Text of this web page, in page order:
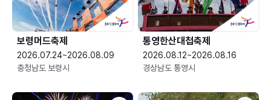
보령머드축제
2026.07.24~2026.08.09
충청남도 보령시
통영한산대첩축제
2026.08.12~2026.08.16
경상남도 통영시